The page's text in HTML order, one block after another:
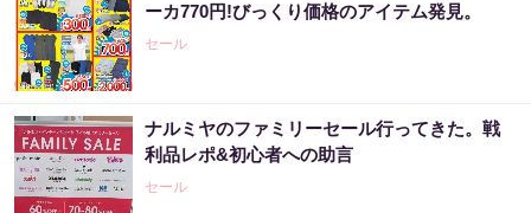
ーカ770円!びっくり価格のアイテム発見。
セール
ナルミヤのファミリーセール行ってきた。戦
利品レポ&初心者への助言
セール